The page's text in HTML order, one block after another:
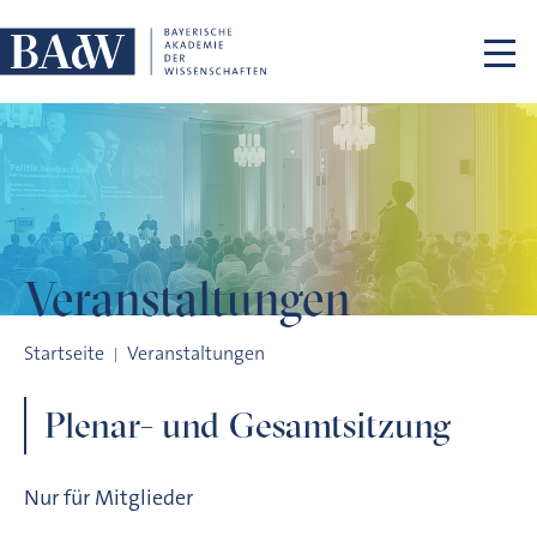
Veranstaltungen
Startseite Veranstaltungen
Plenar- und Gesamtsitzung
Nur für Mitglieder